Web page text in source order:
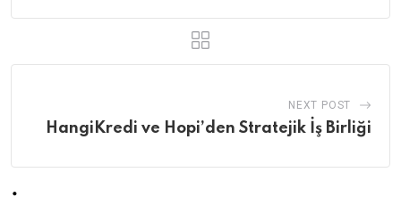
NEXT POST
HangiKredi ve Hopi’den Stratejik İş Birliği